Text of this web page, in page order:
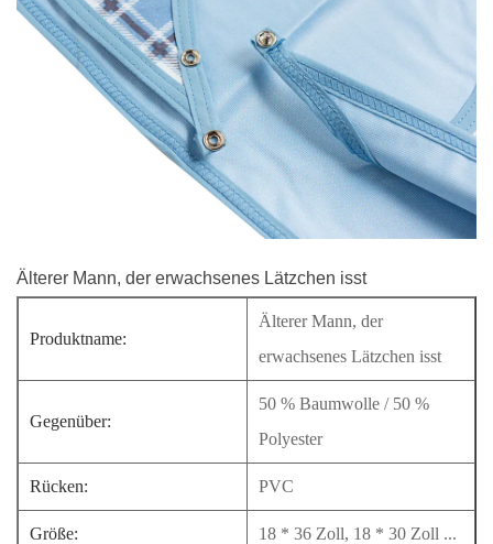
Älterer Mann, der erwachsenes Lätzchen isst
Produktname:
Älterer Mann, der
erwachsenes Lätzchen isst
Gegenüber:
50 % Baumwolle / 50 %
Polyester
Rücken: PVC
Größe: 18 * 36 Zoll, 18 * 30 Zoll ...